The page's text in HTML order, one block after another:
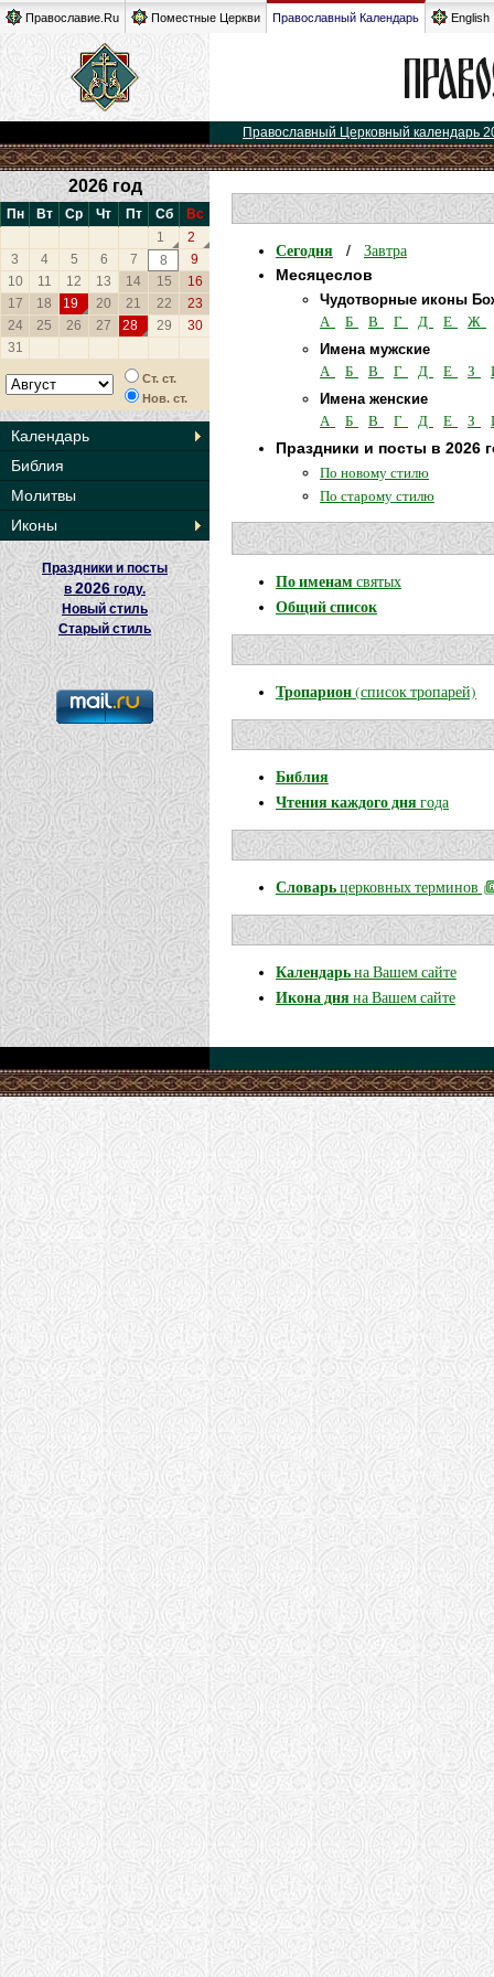
Православие.Ru Поместные Церкви Православный Календарь English
Православный Церковный календарь
2026 год
Пн Вт Ср Чт Пт Сб
Вс
1
2
3
4 5 6 7 8
9
10
11 12 13 14 15
16
17
18 19 20 21 22
23
24
25 26 27 28 29
30
31
Ст. ст.
Нов. ст.
Календарь
Библия
Молитвы
Иконы
Праздники и посты
в 2026году.
Новый стиль
Старый стиль
Сегодня / Завтра
Месяцеслов
Чудотворные иконы
А Б В Г Д Е Ж
Имена мужские
А Б В Г Д Е З
Имена женские
А Б В Г Д Е З
Праздники и посты в 2026
По новому стилю
По старому стилю
По именам святых
Общий список
Тропарион(список тропарей)
Библия
Чтения каждого днягода
Словарьцерковных терминов
Календарьна Вашем сайте
Икона дняна Вашем сайте